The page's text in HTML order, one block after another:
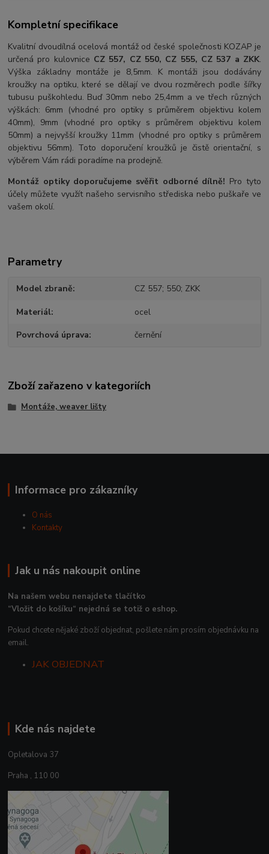
Kompletní specifikace
Kvalitní dvoudílná ocelová montáž od české společnosti KOZAP je
určená pro kulovnice CZ 557, CZ 550, CZ 555, CZ 537 a ZKK.
Výška základny montáže je 8,5mm. K montáži jsou dodávány
kroužky na optiku, které se dělají ve dvou rozměrech podle šířky
tubusu puškohledu. Buď 30mm nebo 25,4mm a ve třech různých
výškách: 6mm (vhodné pro optiky s průměrem objektivu kolem
40mm), 9mm (vhodné pro optiky s průměrem objektivu kolem
50mm) a nejvyšší kroužky 11mm (vhodné pro optiky s průměrem
objektivu 56mm). Toto doporučení kroužků je čistě orientační, s
výběrem Vám rádi poradíme na prodejně.
Montáž optiky doporučujeme svěřit odborné dílně! Pro tyto
účely můžete využít našeho servisního střediska nebo puškaře ve
vašem okolí.
Parametry
Model zbraně CZ 557; 550; ZKK
Materiál ocel
Povrchová úprava černění
Zboží zařazeno v kategoriích
Montáže, weaver lišty
Informace pro zákazníky
O nás
Kontakty
Jak u nás nakoupit online
Na našem webu nenajdete tlačítko
“Vložit do košíku“ nejedná se totiž o eshop.
Pokud chcete nějaké zboží objednat, pošlete nám prosím objednávku na
email.
JAK OBJEDNAT
Kde nás najdete
Opletalova 37
Praha , 110 00